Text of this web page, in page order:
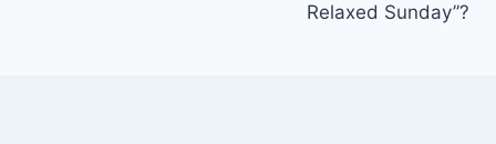
Relaxed Sunday”?